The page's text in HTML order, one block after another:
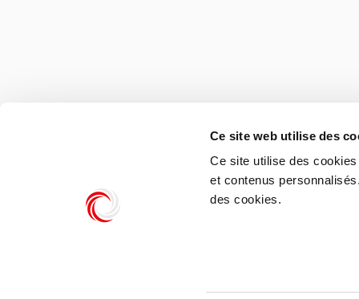
Ce site web utilise des
Ce site utilise des
et contenus
des cookies.